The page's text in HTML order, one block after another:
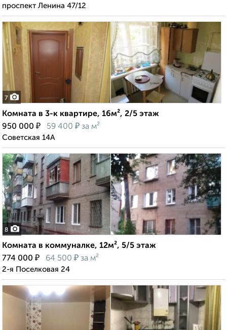
проспект Ленина 47/12
7
Комната в 3-к квартире, 16м², 2/5 этаж
950 000 ₽ 59 400 ₽ за м²
Советская 14А
8
Комната в коммуналке, 12м², 5/5 этаж
774 000 ₽ 64 500 ₽ за м²
2-я Поселковая 24